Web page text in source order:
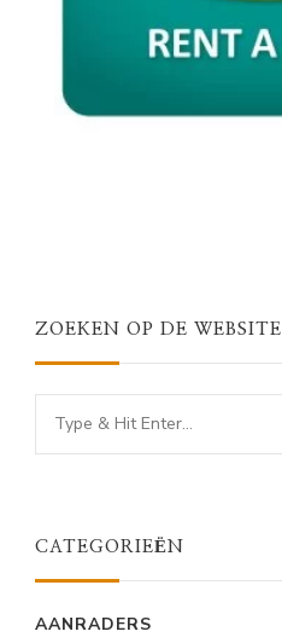
ZOEKEN OP DE WEBSITE
Looking
for
CATEGORIEËN
AANRADERS